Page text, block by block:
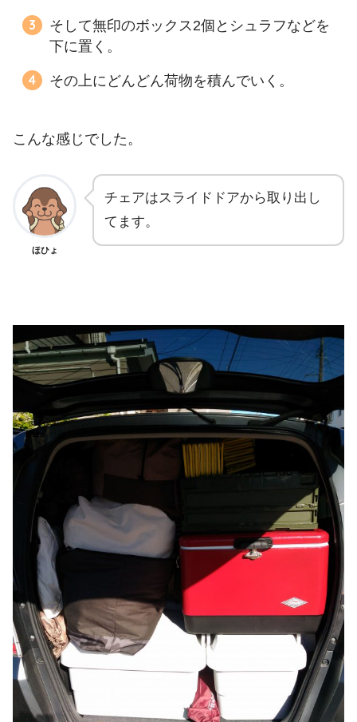
そして無印のボックス2個とシュラフなどを
下に置く。
その上にどんどん荷物を積んでいく。
こんな感じでした。
ほひょ
チェアはスライドドアから取り出し
てます。